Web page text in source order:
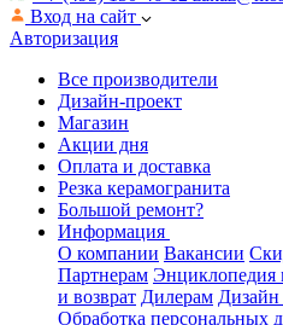
Вход на сайт
Авторизация
Все производители
Дизайн-проект
Магазин
Акции дня
Оплата и доставка
Резка керамогранита
Большой ремонт?
Информация
О компании Вакансии
Партнерам Энциклопедия
и возврат Дилерам Дизайн
Обработка персональных